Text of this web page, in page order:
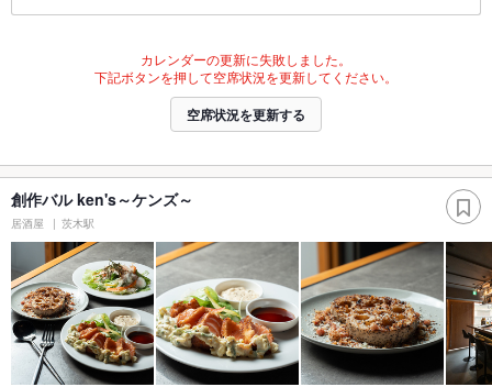
カレンダーの更新に失敗しました。
下記ボタンを押して空席状況を更新してください。
空席状況を更新する
創作バル ken's～ケンズ～
居酒屋 茨木駅